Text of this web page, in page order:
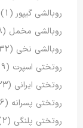
روبالشی گیپور (1)
روبالشی مخمل (98)
روبالشی نخی (32)
روتختی اسپرت (9)
روتختی ایرانی (23)
روتختی پسرانه (16)
روتختی پلنگی (2)